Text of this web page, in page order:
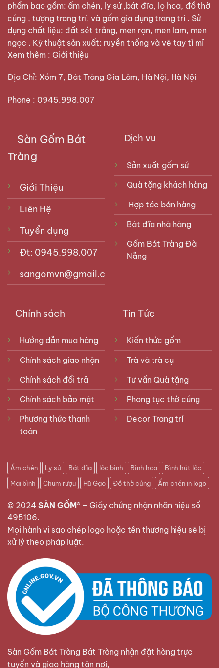
Bộ đỉnh hạc men rạn sắc sảo, sang trọng
Bộ đỉnh hạc bằng sứ
thông thường sẽ gồm 1
chiếc đỉnh thờ cùng 1 đôi hạc thờ:
Đỉnh thờ trong bộ tam sự còn được gọi là lư hương.
Chúng được cấu tạo bởi 5 phần cơ bản: đế, chân,
bụng, nắp đỉnh, tai đỉnh.
Hạc thờ thường được sử dụng theo cặp để trưng
Bộ đỉnh hạc men lam Bát Tràng họa tiết vẽ tay
Chất liệu củađỉnh hạc sứ
bằng gốm sứ hoặc đồng. Tuy nhiên, nhiều hộ gia
đình Việt có xu hướng ưa chuộng đỉnh hạc bằng
gốm sứ hơn. Vì chúng có tuổi thọ lâu đời và mang
ý nghĩa phong thủy cao.
Ý nghĩa của bộ đỉnh hạc
Đỉnh hạc Bát Tràng
tính thẩm mỹ trên bàn thờ gia tiên. Chúng còn
mang giá trị phong thủy, giúp gia chủ an yên và
phẩm bao gồm: ấm chén, ly sứ ,bát đĩa, lọ hoa, đồ thờ
cúng , tượng trang trí, và gốm gia dụng trang trí . Sử
dụng chất liệu: đất sét trắng, men rạn, men lam, men
ngọc . Kỹ thuật sản xuất: ruyền thống và vẽ tay tỉ mỉ
Xem thêm : Giới thiệu
Địa Chỉ: Xóm 7, Bát Tràng Gia Lâm, Hà Nội, Hà Nội
Phone : 0945.998.007
Sàn Gốm Bát
Tràng
Giới Thiệu
Liên Hệ
Tuyển dụng
Đt: 0945.998.007
sangomvn@gmail.com
Dịch vụ
Sản xuất gốm sứ
Quà tặng khách hàng
Hợp tác bán hàng
Bát đĩa nhà hàng
Gốm Bát Tràng Đà
Nẵng
Chính sách
Hướng dẫn mua hàng
Chính sách giao nhận
Chính sách đổi trả
Chính sách bảo mật
Phương thức thanh
toán
Tin Tức
Kiến thức gốm
Trà và trà cụ
Tư vấn Quà tặng
Phong tục thờ cúng
Decor Trang trí
Ấm chén Ly sứ Bát đĩa lộc bình Bình hoa
Bình hút lộc
Mai bình
Chum rượu Hũ Gạo Đồ thờ cúng Ấm chén in logo
© 2024 SÀN GỐM® – Giấy chứng nhận nhãn hiệu số
495106.
Mọi hành vi sao chép logo hoặc tên thương hiệu sẽ bị
xử lý theo pháp luật.
Sàn Gốm Bát Tràng Bát Tràng nhận đặt hàng trực
tuyến và giao hàng tận nơi,